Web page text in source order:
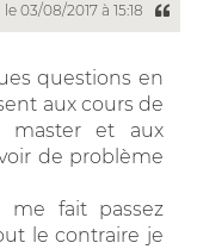
le 03/08/2017 à 15:18
questions en
aux cours de
master et aux
de problème
me fait passez
le contraire je